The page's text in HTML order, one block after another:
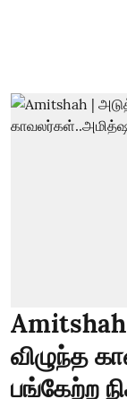
Amitshah
விழுந்த
பங்கேற்ற